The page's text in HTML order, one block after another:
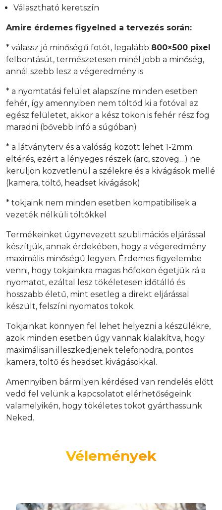
Választható keretszín
Amire érdemes figyelned a tervezés során:
* válassz jó minőségű fotót, legalább 800×500 pixel
felbontásút, természetesen minél jobb a minőség,
annál szebb lesz a végeredmény is
* a nyomtatási felület alapszíne minden esetben
fehér, így amennyiben nem töltöd ki a fotóval az
egész felületet, akkor a kész tokon is fehér rész fog
maradni (bővebb infó a súgóban)
* a látványterv és a valóság között lehet 1-2mm
eltérés, ezért a lényeges részek (arc, szöveg…) ne
kerüljön közvetlenül a szélekre és a kivágások mellé
(kamera, töltő, headset kivágások)
* tokjaink nem minden esetben kompatibilisek a
vezeték nélküli töltőkkel
Termékeinket úgynevezett szublimációs eljárással
készítjük, annak érdekében, hogy a végeredmény
maximális minőségű legyen. Érdemes figyelembe
venni, hogy tokjainkra magas hőfokon égetjük rá a
nyomatot, ezáltal lesz tökéletesen időtálló és
hosszabb életű, mint esetleg a direkt eljárással
készült, felszíni nyomatos tokok.
Tokjainkat könnyen fel lehet helyezni a készülékre,
azok minden esetben úgy vannak kialakítva, hogy
maximálisan illeszkedjenek telefonodra, pontos
kamera, töltő és headset kivágásokkal.
Amennyiben bármilyen kérdésed van rendelés előtt
vedd fel velünk a kapcsolatot elérhetőségeink
valamelyikén, hogy tökéletes tokot gyárthassunk
Neked.
Vélemények